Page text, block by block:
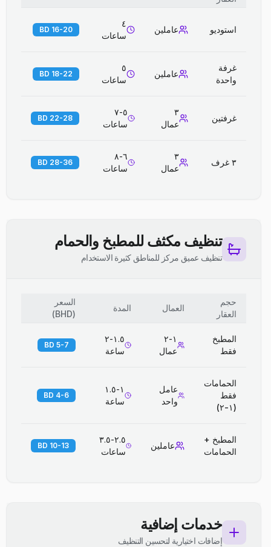
استوديو عاملين
٤
ساعات
16-20 BD
غرفة
واحدة
عاملين
٥
ساعات
18-22 BD
غرفتين
٣
عمال
٥-٧
ساعات
22-28 BD
٣ غرف
٣
عمال
٦-٨
ساعات
28-36 BD
تنظيف مكثف للمطبخ والحمام
تنظيف عميق مركز للمناطق كثيرة الاستخدام
حجم
العقار
العمال المدة
السعر
(
BHD
)
المطبخ
فقط
١-٢
عمال
١.٥-٢
ساعة
5-7 BD
الحمامات
فقط
(١-٢)
عامل
واحد
١-١.٥
ساعة
4-6 BD
المطبخ +
الحمامات
عاملين
٢.٥-٣.٥
ساعات
10-13 BD
خدمات إضافية
إضافات اختيارية لتحسين التنظيف